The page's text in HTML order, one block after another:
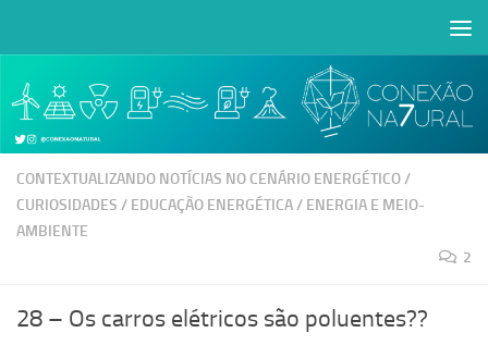
Abrir a barra de ferramentas
CONTEXTUALIZANDO NOTÍCIAS NO CENÁRIO ENERGÉTICO/
CURIOSIDADES / EDUCAÇÃO ENERGÉTICA/ ENERGIA E MEIO-
AMBIENTE
2
28 – Os carros elétricos são poluentes??